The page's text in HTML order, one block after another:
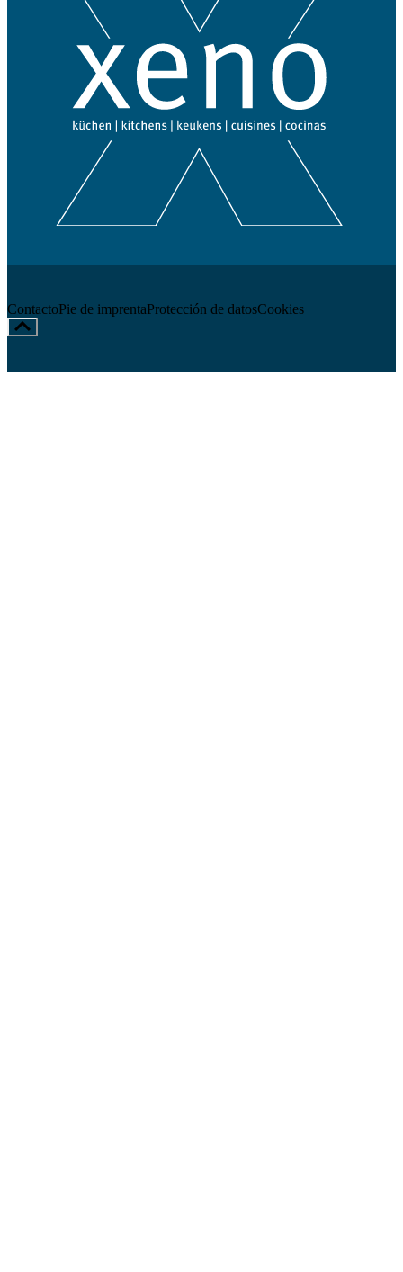
ContactoPie de imprentaProtección de datosCookies